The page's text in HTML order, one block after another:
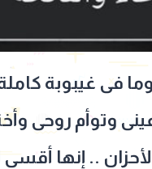
وتوأم روحى
.. إنها